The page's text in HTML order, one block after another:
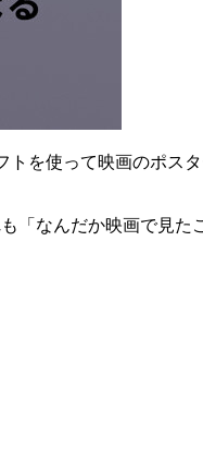
トを使って映画のポス
「なんだか映画で見た